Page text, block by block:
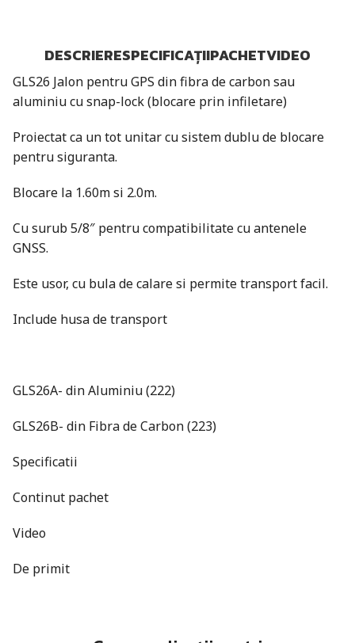
DESCRIERESPECIFICAȚIIPACHETVIDEO
GLS26 Jalon pentru GPS din fibra de carbon sau
aluminiu cu snap-lock (blocare prin infiletare)
Proiectat ca un tot unitar cu sistem dublu de blocare
pentru siguranta.
Blocare la 1.60m si 2.0m.
Cu surub 5/8″ pentru compatibilitate cu antenele
GNSS.
Este usor, cu bula de calare si permite transport facil.
Include husa de transport
GLS26A- din Aluminiu (222)
GLS26B- din Fibra de Carbon (223)
Specificatii
Continut pachet
Video
De primit